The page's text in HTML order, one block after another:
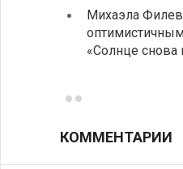
Михаэла
«Солнце снова
КОММЕНТАРИИ